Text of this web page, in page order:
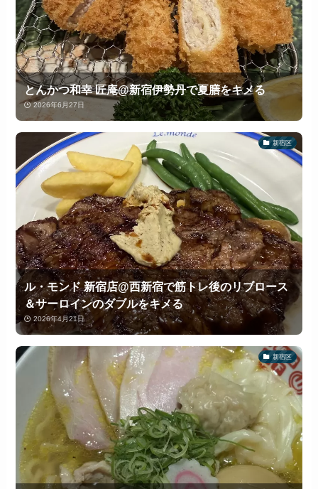
とんかつ和幸 匠庵@新宿伊勢丹で夏膳をキメる
2026年6月27日
新宿区
ル・モンド 新宿店@西新宿で筋トレ後のリブロース
＆サーロインのダブルをキメる
2026年4月21日
新宿区